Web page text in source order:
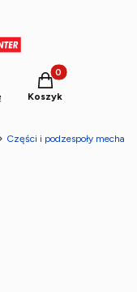
Produkty w
Koszyk
Części i podzespoły